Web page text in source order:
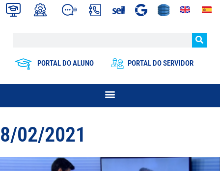
PORTAL DO ALUNO PORTAL DO SERVIDOR
8/02/2021